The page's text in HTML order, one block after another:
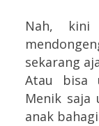
Nah, kini
sekarang
Atau bisa
Menik saja
anak